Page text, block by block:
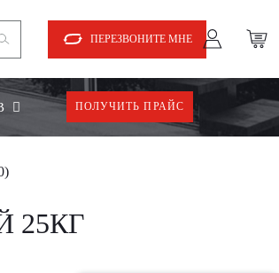
ПЕРЕЗВОНИТЕ МНЕ
ПОЛУЧИТЬ ПРАЙС
25КГ